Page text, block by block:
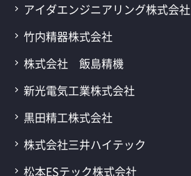
アイダエンジニアリング株式会社
竹内精器株式会社
株式会社 飯島精機
新光電気工業株式会社
黒田精工株式会社
株式会社三井ハイテック
松本ESテック株式会社